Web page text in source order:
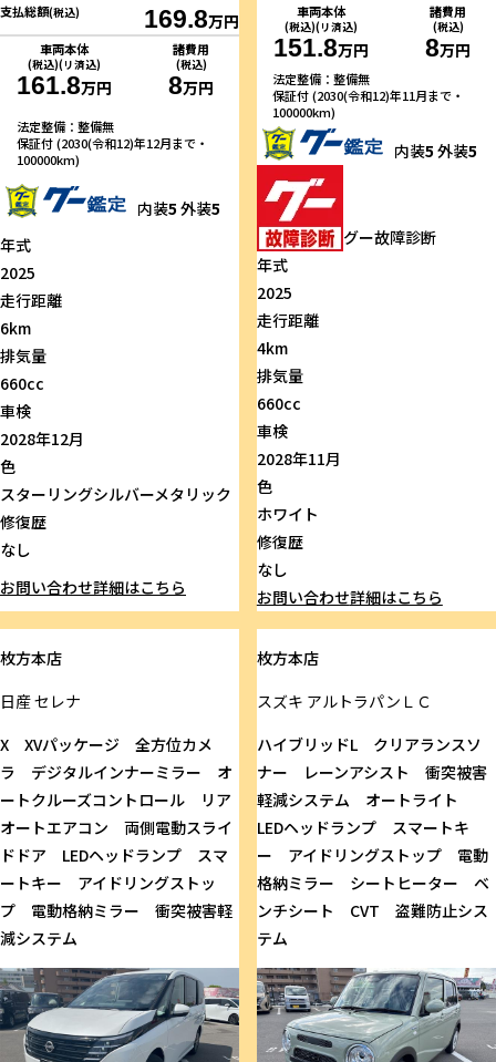
支払総額(税込) 169.8万円
車両本体
(税込)(リ済込)
161.8万円
諸費用
(税込)
8万円
法定整備：整備無
保証付 (2030(令和12)年12月まで・
100000km)
内装5 外装5
年式
2025
走行距離
6km
排気量
660cc
車検
2028年12月
色
スターリングシルバーメタリック
修復歴
なし
お問い合わせ詳細はこちら
車両本体
(税込)(リ済込)
151.8万円
諸費用
(税込)
8万円
法定整備：整備無
保証付 (2030(令和12)年11月まで・
100000km)
内装5 外装5
グー故障診断
年式
2025
走行距離
4km
排気量
660cc
車検
2028年11月
色
ホワイト
修復歴
なし
お問い合わせ詳細はこちら
枚方本店
日産セレナ
X XVパッケージ 全方位カメ
ラ デジタルインナーミラー オ
ートクルーズコントロール リア
オートエアコン 両側電動スライ
ドドア LEDヘッドランプ スマ
ートキー アイドリングストッ
プ 電動格納ミラー 衝突被害軽
減システム
枚方本店
スズキ アルトラパンＬＣ
ハイブリッドL クリアランスソ
ナー レーンアシスト 衝突被害
軽減システム オートライト
LEDヘッドランプ スマートキ
ー アイドリングストップ 電動
格納ミラー シートヒーター ベ
ンチシート CVT 盗難防止シス
テム